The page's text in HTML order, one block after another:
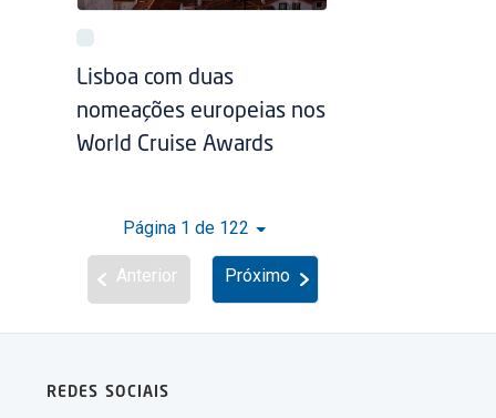
Lisboa com duas
nomeações europeias nos
World Cruise Awards
Página 1 de 122
Anterior Próximo
REDES SOCIAIS